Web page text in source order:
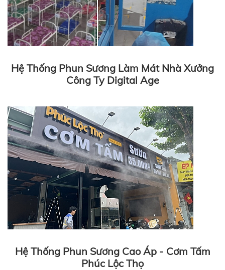
Hệ Thống Phun Sương Làm Mát Nhà Xưởng
Công Ty Digital Age
Hệ Thống Phun Sương Cao Áp - Cơm Tấm
Phúc Lộc Thọ